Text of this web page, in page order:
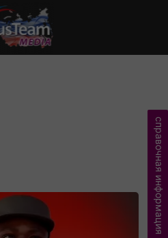
справочная информация